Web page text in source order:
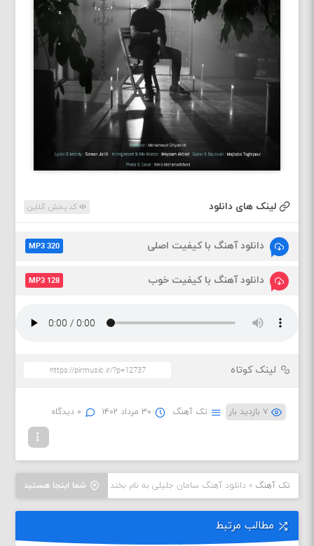
لینک های دانلود کد پخش آنلاین
دانلود آهنگ با کیفیت اصلی MP3 320
دانلود آهنگ با کیفیت خوب MP3 128
لینک کوتاه
۷ بازدید بار تک آهنگ ۳۰ مرداد ۱۴۰۲ ۰ دیدگاه
شما اینجا هستید تک آهنگ »دانلود آهنگ سامان جلیلی به نام بخند
مطالب مرتبط